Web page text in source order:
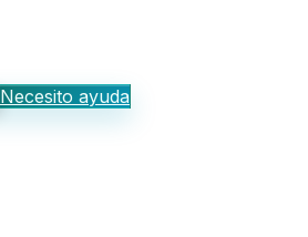
Necesito ayuda